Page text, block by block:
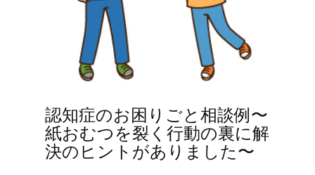
認知症のお困りごと相談例〜
紙おむつを裂く行動の裏に解
決のヒントがありました〜